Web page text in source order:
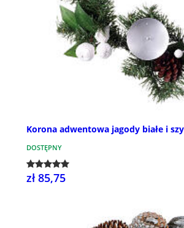
Korona adwentowa jagody białe i
DOSTĘPNY
zł 85,75